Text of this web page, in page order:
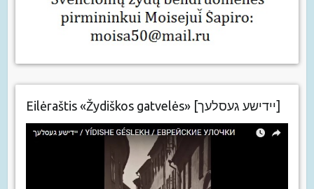
Eilėraštis «Žydiškos gatvelės» [יידישע געסלעך]